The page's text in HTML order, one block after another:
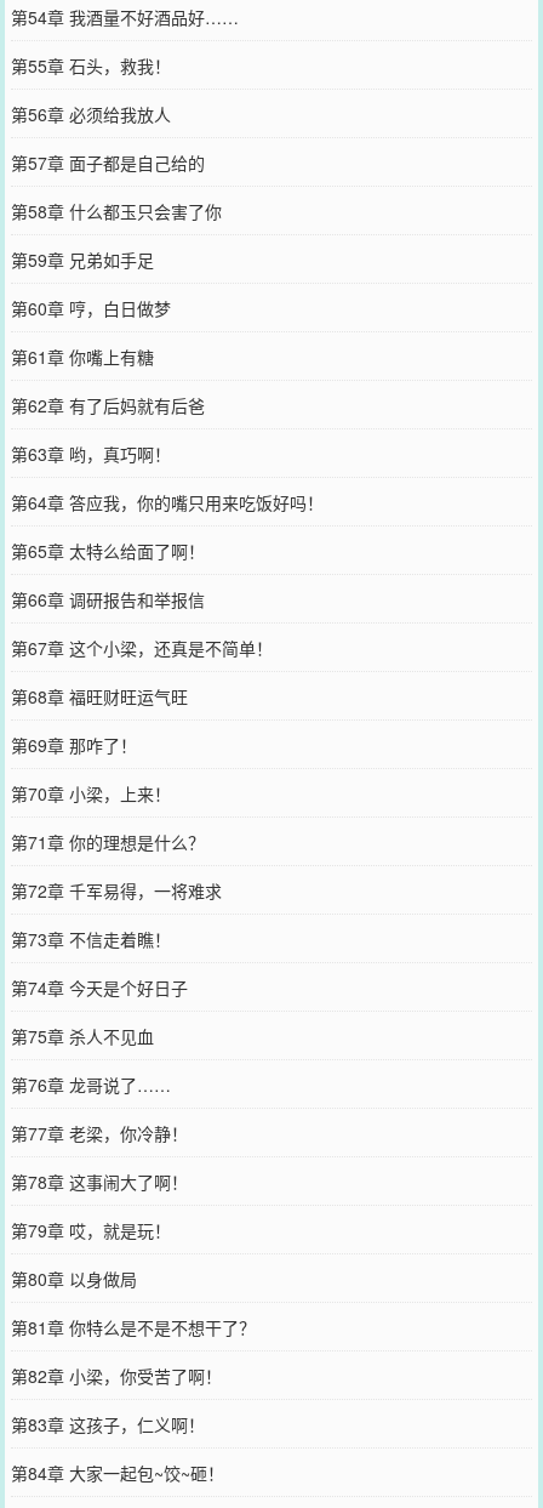
第54章 我酒量不好酒品好……
第55章 石头，救我！
第56章 必须给我放人
第57章 面子都是自己给的
第58章 什么都玉只会害了你
第59章 兄弟如手足
第60章 哼，白日做梦
第61章 你嘴上有糖
第62章 有了后妈就有后爸
第63章 哟，真巧啊！
第64章 答应我，你的嘴只用来吃饭好吗！
第65章 太特么给面了啊！
第66章 调研报告和举报信
第67章 这个小梁，还真是不简单！
第68章 福旺财旺运气旺
第69章 那咋了！
第70章 小梁，上来！
第71章 你的理想是什么？
第72章 千军易得，一将难求
第73章 不信走着瞧！
第74章 今天是个好日子
第75章 杀人不见血
第76章 龙哥说了……
第77章 老梁，你冷静！
第78章 这事闹大了啊！
第79章 哎，就是玩！
第80章 以身做局
第81章 你特么是不是不想干了？
第82章 小梁，你受苦了啊！
第83章 这孩子，仁义啊！
第84章 大家一起包~饺~砸！